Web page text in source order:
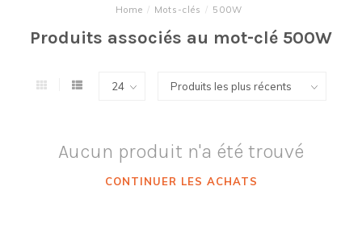
Home / Mots-clés / 500W
Produits associés au mot-clé 500W
Aucun produit n'a été trouvé
CONTINUER LES ACHATS